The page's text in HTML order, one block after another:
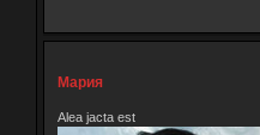
Мария
Alea jacta est